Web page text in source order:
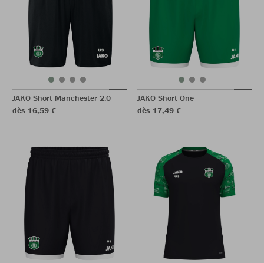
JAKO Short Manchester 2.0
dès 16,59 €
JAKO Short One
dès 17,49 €